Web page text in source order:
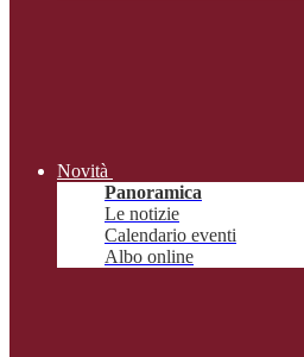
Novità
Panoramica
Le notizie
Calendario eventi
Albo online